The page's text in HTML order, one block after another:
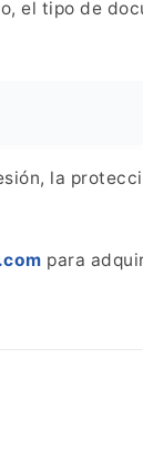
el tipo de
la
para